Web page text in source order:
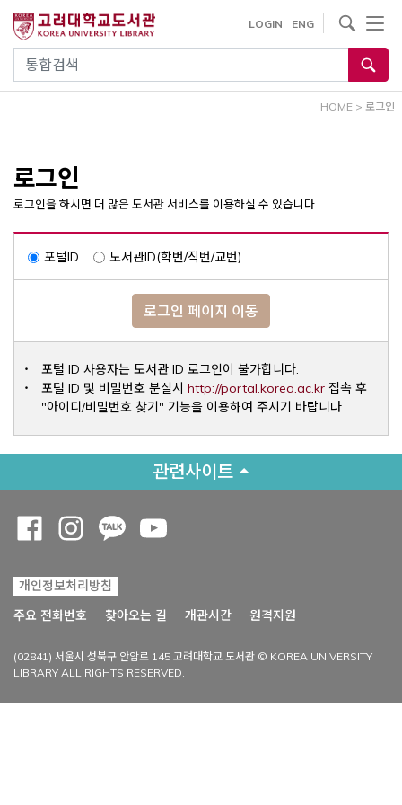
건
통합검색
LOGIN ENG
사이트내 검색
HOME > 로그인
로그인
로그인을 하시면 더 많은 도서관 서비스를 이용하실 수 있습니다.
포털ID 도서관ID(학번/직번/교번)
로그인 페이지 이동
포털 ID 사용자는 도서관 ID 로그인이 불가합니다.
포털 ID 및 비밀번호 분실시 http://portal.korea.ac.krOpens a
접속 후
"아이디/비밀번호 찾기" 기능을 이용하여 주시기 바랍니다.
관련사이트
개인정보처리방침
주요 전화번호
찾아오는 길 개관시간 원격지원
(02841) 서울시 성북구 안암로 145 고려대학교 도서관 © KOREA UNIVERSITY
LIBRARY ALL RIGHTS RESERVED.
Opens a new window
Opens a new window
Opens a new window